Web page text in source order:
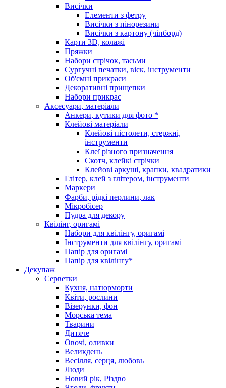
Висічки
Елементи з фетру
Висічки з пінорезини
Висічки з картону (чіпборд)
Карти 3D, колажі
Пряжки
Набори стрічок, тасьми
Сургучні печатки, віск, інструменти
Об'ємні прикраси
Декоративні прищепки
Набори прикрас
Аксесуари, матеріали
Анкери, кутики для фото *
Клейові матеріали
Клейові пістолети, стержні,
інструменти
Клеї різного призначення
Скотч, клейкі стрічки
Клейові аркуші, крапки, квадратики
Глітер, клей з глітером, інструменти
Маркери
Фарби, рідкі перлини, лак
Мікробісер
Пудра для декору
Квілінг, оригамі
Набори для квілінгу, оригамі
Інструменти для квілінгу, оригамі
Папір для оригамі
Папір для квілінгу*
Декупаж
Серветки
Кухня, натюрморти
Квіти, рослини
Візерунки, фон
Морська тема
Тварини
Дитяче
Овочі, оливки
Великдень
Весілля, серця, любовь
Люди
Новий рік, Різдво